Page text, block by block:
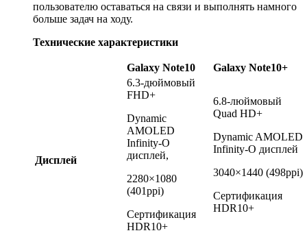
пользователю оставаться на связи и выполнять намного
больше задач на ходу.
Технические характеристики
Galaxy Note10 Galaxy Note10+
Дисплей
6.3-дюймовый
FHD+
Dynamic
AMOLED
Infinity-O
дисплей,
2280×1080
(401ppi)
Сертификация
HDR10+
6.8-люймовый
Quad HD+
Dynamic AMOLED
Infinity-O дисплей
3040×1440 (498ppi)
Сертификация
HDR10+